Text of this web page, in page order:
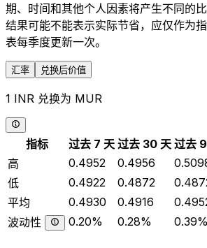
期、时间和其他个人因素将产生不同的
结果可能不能表示实际节省，应仅作为
表每季度更新一次。
汇率 兑换后价值
1 INR 兑换为 MUR
指标 过去 7 天 过去 30 天 过去
高
0.4952 0.4956
低
0.4922 0.4872
平均
0.4930 0.4916
波动性
0.20% 0.28% 0.39%